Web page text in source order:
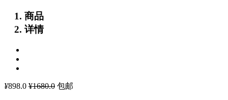
商品
详情
¥898.0 ¥1680.0 包邮